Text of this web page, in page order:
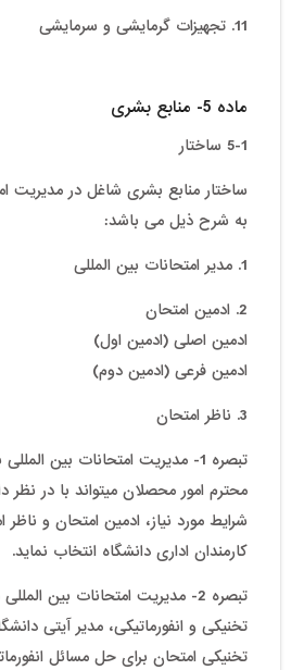
11. تجهیزات گرمایشی و سرمایشی
ماده 5- منابع بشری
5-1 ساختار
ساختار منابع بشری شاغل در مدیریت
به شرح ذیل می باشد:
1. مدیر امتحانات بین المللی
2. ادمین امتحان
ادمین اصلی (ادمین اول)
ادمین فرعی (ادمین دوم)
3. ناظر امتحان
تبصره 1- مدیریت امتحانات بین
محترم امور محصلان میتواند با در
شرایط مورد نیاز، ادمین امتحان و ناظر
کارمندان اداری دانشگاه انتخاب نماید.
تبصره 2- مدیریت امتحانات بین
تخنیکی و انفورماتیکی، مدیر آیتی
تخنیکی امتحان برای حل مسائل